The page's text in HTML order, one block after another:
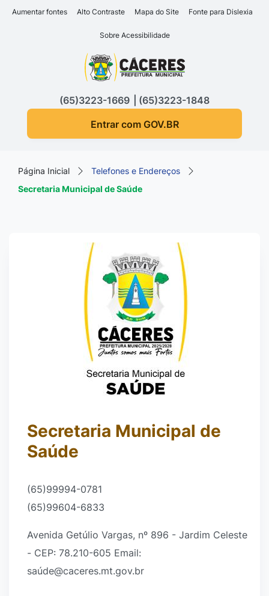
Seção de atalhos e links
Ir para o conteúdo [alt+1]
Ir para o rodapé [alt+4]
Aumentar fontes Alto Contraste Mapa do Site Fonte para Dislexia
Sobre Acessibilidade
Seção do menu principal
(65)3223-1669
(65)3223-1848
Entrar com GOV.BR
Página Inicial
Telefones e Endereços
Secretaria Municipal de Saúde
Secretaria Municipal de
Saúde
(65)99994-0781
(65)99604-6833
Avenida Getúlio Vargas, nº 896 - Jardim Celeste
- CEP: 78.210-605 Email:
saúde@caceres.mt.gov.br